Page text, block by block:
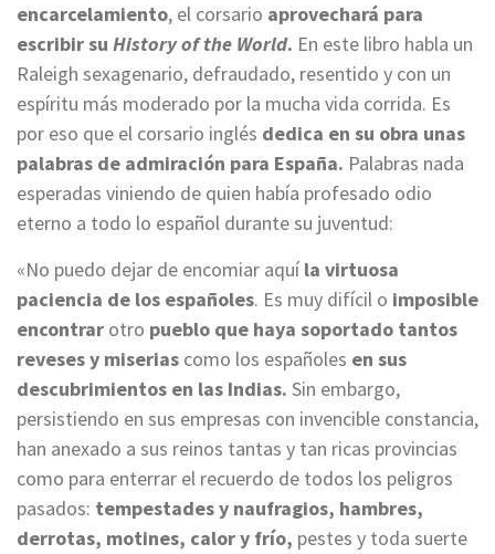
encarcelamiento, el corsario aprovechará para
escribir su History of the World. En este libro habla un
Raleigh sexagenario, defraudado, resentido y con un
espíritu más moderado por la mucha vida corrida. Es
por eso que el corsario inglés dedica en su obra unas
palabras de admiración para España. Palabras nada
esperadas viniendo de quien había profesado odio
eterno a todo lo español durante su juventud:
«No puedo dejar de encomiar aquí la virtuosa
paciencia de los españoles. Es muy difícil o imposible
encontrar otro pueblo que haya soportado tantos
reveses y miserias como los españoles en sus
descubrimientos en las Indias. Sin embargo,
persistiendo en sus empresas con invencible constancia,
han anexado a sus reinos tantas y tan ricas provincias
como para enterrar el recuerdo de todos los peligros
pasados: tempestades y naufragios, hambres,
derrotas, motines, calor y frío, pestes y toda suerte